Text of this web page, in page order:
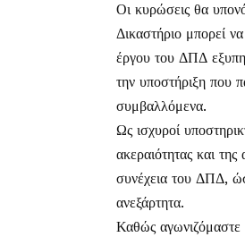
Οι κυρώσεις θα
Δικαστήριο μπορεί
έργου του ΔΠΔ
την υποστήριξη που
συμβαλλόμενα.
Ως ισχυροί
ακεραιότητας και
συνέχεια του ΔΠΔ,
ανεξάρτητα.
Καθώς αγωνιζόμαστε